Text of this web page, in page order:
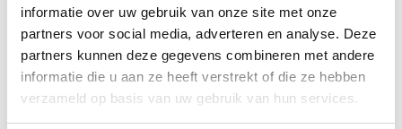
informatie over uw gebruik van onze site met onze
partners voor social media, adverteren en analyse. Deze
partners kunnen deze gegevens combineren met andere
informatie die u aan ze heeft verstrekt of die ze hebben
verzameld op basis van uw gebruik van hun services.
klaar.
• Ontzorgen van A-Z • Onafhankelijk advies • Maatwerk •
Bespaar tijd en stress
TravelXLreisbureau's